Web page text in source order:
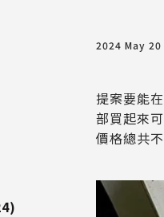
2024 May 20
提案要能
部買起來
價格總共